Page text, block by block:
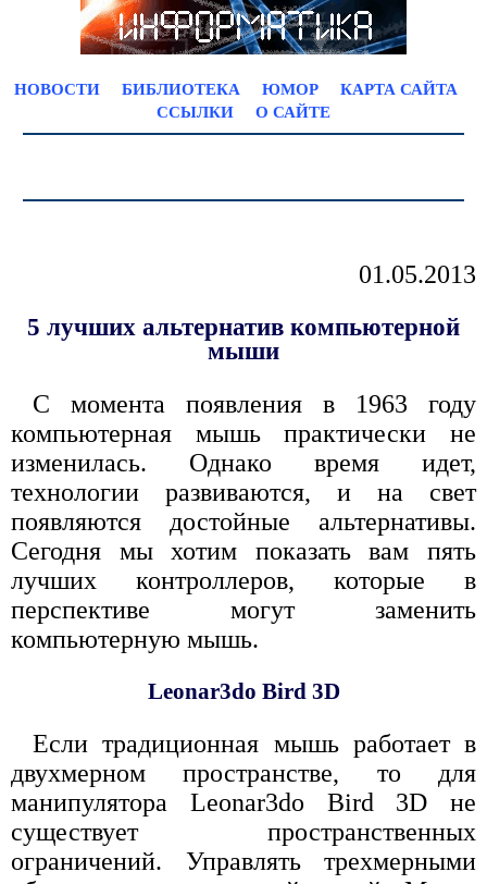
НОВОСТИ БИБЛИОТЕКА ЮМОР
КАРТА САЙТА
ССЫЛКИ
О САЙТЕ
01.05.2013
5 лучших альтернатив компьютерной
мыши
С момента появления в 1963 году
компьютерная мышь практически не
изменилась. Однако время идет,
технологии развиваются, и на свет
появляются достойные альтернативы.
Сегодня мы хотим показать вам пять
лучших контроллеров, которые в
перспективе могут заменить
компьютерную мышь.
Leonar3do Bird 3D
Если традиционная мышь работает в
двухмерном пространстве, то для
манипулятора Leonar3do Bird 3D не
существует пространственных
ограничений. Управлять трехмерными